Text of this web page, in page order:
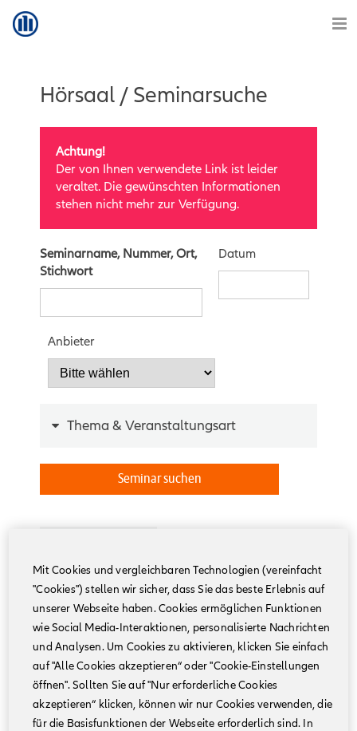
Hörsaal / Seminarsuche
Achtung!
Der von Ihnen verwendete Link ist leider
veraltet. Die gewünschten Informationen
stehen nicht mehr zur Verfügung.
Seminarname, Nummer, Ort,
Stichwort
Datum
Anbieter
Thema & Veranstaltungsart
Seminar suchen
Onlineseminar
17.08.2026
Versorgung der
Gesellschafter-
Geschäftsführer – Bedarf
es noch einer Probezeit vor
Zusagen einer Versorgung
an den Gesellschafter-
Geschäftsführer?
Mit Cookies und vergleichbaren Technologien (vereinfacht
"Cookies") stellen wir sicher, dass Sie das beste Erlebnis auf
unserer Webseite haben. Cookies ermöglichen Funktionen
wie Social Media-Interaktionen, personalisierte Nachrichten
und Analysen. Um Cookies zu aktivieren, klicken Sie einfach
auf "Alle Cookies akzeptieren“ oder "Cookie-Einstellungen
öffnen". Sollten Sie auf "Nur erforderliche Cookies
akzeptieren“ klicken, können wir nur Cookies verwenden, die
für die Basisfunktionen der Webseite erforderlich sind. In